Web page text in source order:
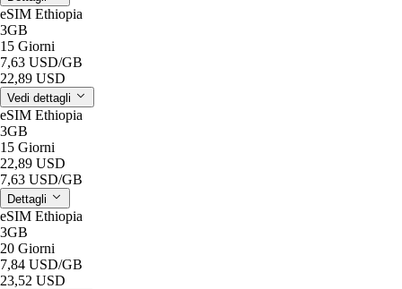
eSIM Ethiopia
3GB
15 Giorni
7,63 USD/GB
22,89 USD
Vedi dettagli
eSIM Ethiopia
3GB
15 Giorni
22,89 USD
7,63 USD/GB
Dettagli
eSIM Ethiopia
3GB
20 Giorni
7,84 USD/GB
23,52 USD